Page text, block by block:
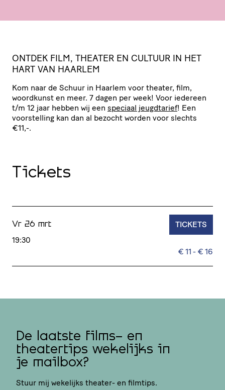
ONTDEK FILM, THEATER EN CULTUUR IN HET
HART VAN HAARLEM
Kom naar de Schuur in Haarlem voor theater, film,
woordkunst en meer. 7 dagen per week! Voor iedereen
t/​m 12 jaar hebben wij een speciaal jeugdtarief! Een
voor­stel­ling kan dan al bezocht worden voor slechts
€11,-.
Tickets
Vr 26 mrt
19:30
€ 11 - € 16
TICKETS
De laatste films- en
theatertips wekelijks in
je mailbox?
Stuur mij wekelijks theater- en filmtips.